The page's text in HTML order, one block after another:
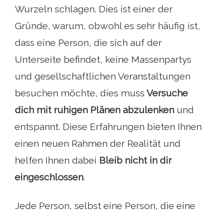
Wurzeln schlagen. Dies ist einer der
Gründe, warum, obwohl es sehr häufig ist,
dass eine Person, die sich auf der
Unterseite befindet, keine Massenpartys
und gesellschaftlichen Veranstaltungen
besuchen möchte, dies muss Versuche
dich mit ruhigen Plänen abzulenken und
entspannt. Diese Erfahrungen bieten Ihnen
einen neuen Rahmen der Realität und
helfen Ihnen dabei Bleib nicht in dir
eingeschlossen.
Jede Person, selbst eine Person, die eine